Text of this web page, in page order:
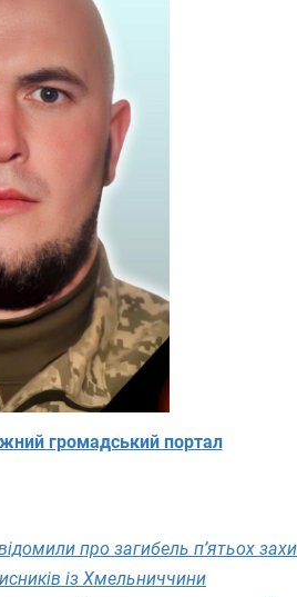
громадський портал
про загибель п’ятьох
із Хмельниччини